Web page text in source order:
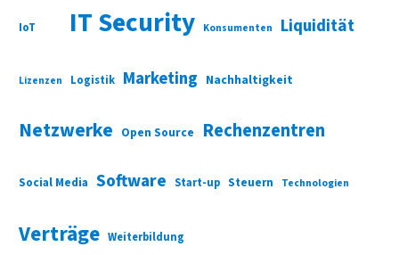
IoT IT Security Konsumenten Liquidität
Lizenzen Logistik Marketing Nachhaltigkeit
Netzwerke Open Source Rechenzentren
Social Media Software Start-up Steuern Technologien
Verträge Weiterbildung